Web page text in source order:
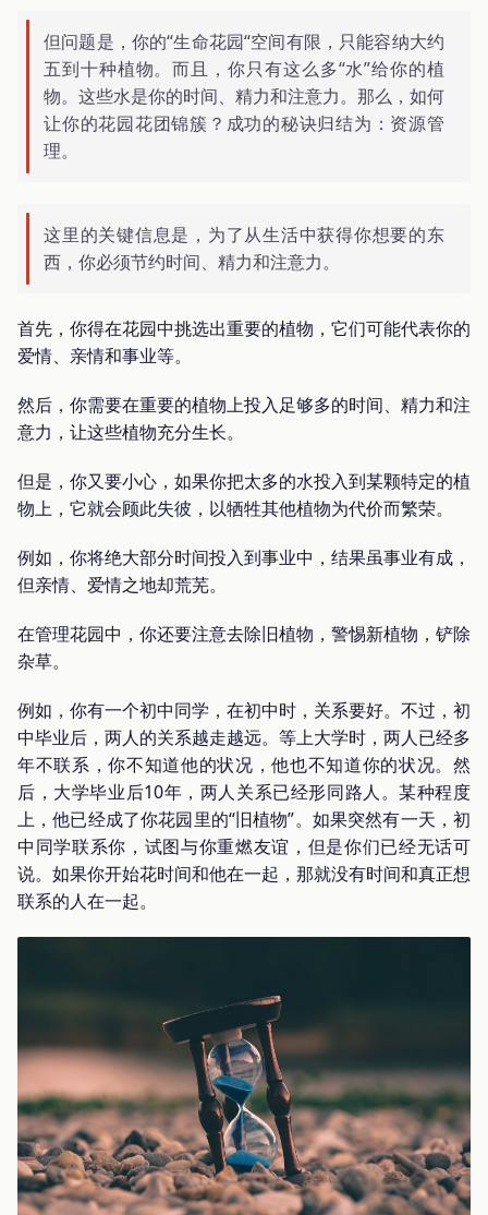
但问题是，你的“生命花园“空间有限，只能容纳大约
五到十种植物。而且，你只有这么多“水”给你的植
物。这些水是你的时间、精力和注意力。那么，如何
让你的花园花团锦簇？成功的秘诀归结为：资源管
理。
这里的关键信息是，为了从生活中获得你想要的东
西，你必须节约时间、精力和注意力。
首先，你得在花园中挑选出重要的植物，它们可能代表你的
爱情、亲情和事业等。
然后，你需要在重要的植物上投入足够多的时间、精力和注
意力，让这些植物充分生长。
但是，你又要小心，如果你把太多的水投入到某颗特定的植
物上，它就会顾此失彼，以牺牲其他植物为代价而繁荣。
例如，你将绝大部分时间投入到事业中，结果虽事业有成，
但亲情、爱情之地却荒芜。
在管理花园中，你还要注意去除旧植物，警惕新植物，铲除
杂草。
例如，你有一个初中同学，在初中时，关系要好。不过，初
中毕业后，两人的关系越走越远。等上大学时，两人已经多
年不联系，你不知道他的状况，他也不知道你的状况。然
后，大学毕业后10年，两人关系已经形同路人。某种程度
上，他已经成了你花园里的“旧植物”。如果突然有一天，初
中同学联系你，试图与你重燃友谊，但是你们已经无话可
说。如果你开始花时间和他在一起，那就没有时间和真正想
联系的人在一起。